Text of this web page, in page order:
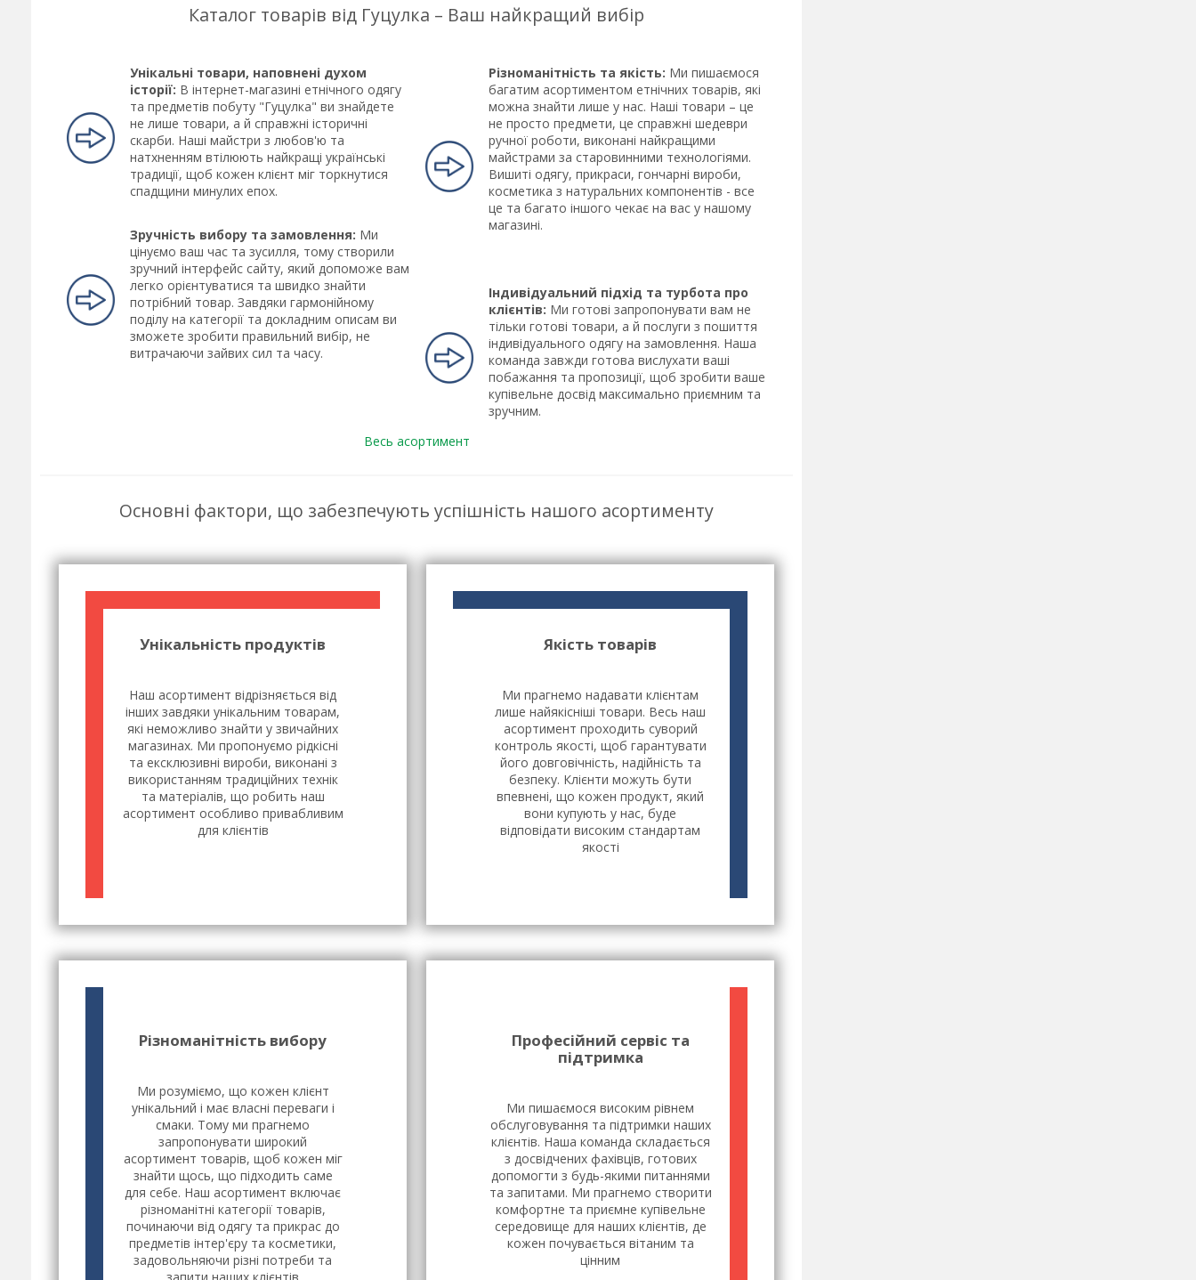
Каталог товарів від Гуцулка – Ваш найкращий вибір
Унікальні товари, наповнені духом
історії: В інтернет-магазині етнічного одягу
та предметів побуту "Гуцулка" ви знайдете
не лише товари, а й справжні історичні
скарби. Наші майстри з любов'ю та
натхненням втілюють найкращі українські
традиції, щоб кожен клієнт міг торкнутися
спадщини минулих епох.
Зручність вибору та замовлення: Ми
цінуємо ваш час та зусилля, тому створили
зручний інтерфейс сайту, який допоможе вам
легко орієнтуватися та швидко знайти
потрібний товар. Завдяки гармонійному
поділу на категорії та докладним описам ви
зможете зробити правильний вибір, не
витрачаючи зайвих сил та часу.
Різноманітність та якість: Ми пишаємося
багатим асортиментом етнічних товарів, які
можна знайти лише у нас. Наші товари – це
не просто предмети, це справжні шедеври
ручної роботи, виконані найкращими
майстрами за старовинними технологіями.
Вишиті одягу, прикраси, гончарні вироби,
косметика з натуральних компонентів - все
це та багато іншого чекає на вас у нашому
магазині.
Індивідуальний підхід та турбота про
клієнтів: Ми готові запропонувати вам не
тільки готові товари, а й послуги з пошиття
індивідуального одягу на замовлення. Наша
команда завжди готова вислухати ваші
побажання та пропозиції, щоб зробити ваше
купівельне досвід максимально приємним та
зручним.
Весь асортимент
Основні фактори, що забезпечують успішність нашого асортименту
Унікальність продуктів
Наш асортимент відрізняється від
інших завдяки унікальним товарам,
які неможливо знайти у звичайних
магазинах. Ми пропонуємо рідкісні
та ексклюзивні вироби, виконані з
використанням традиційних технік
та матеріалів, що робить наш
асортимент особливо привабливим
для клієнтів
Якість товарів
Ми прагнемо надавати клієнтам
лише найякісніші товари. Весь наш
асортимент проходить суворий
контроль якості, щоб гарантувати
його довговічність, надійність та
безпеку. Клієнти можуть бути
впевнені, що кожен продукт, який
вони купують у нас, буде
відповідати високим стандартам
якості
Різноманітність вибору
Ми розуміємо, що кожен клієнт
унікальний і має власні переваги і
смаки. Тому ми прагнемо
запропонувати широкий
асортимент товарів, щоб кожен міг
знайти щось, що підходить саме
для себе. Наш асортимент включає
різноманітні категорії товарів,
починаючи від одягу та прикрас до
предметів інтер'єру та косметики,
задовольняючи різні потреби та
Професійний сервіс та
підтримка
Ми пишаємося високим рівнем
обслуговування та підтримки наших
клієнтів. Наша команда складається
з досвідчених фахівців, готових
допомогти з будь-якими питаннями
та запитами. Ми прагнемо створити
комфортне та приємне купівельне
середовище для наших клієнтів, де
кожен почувається вітаним та
цінним